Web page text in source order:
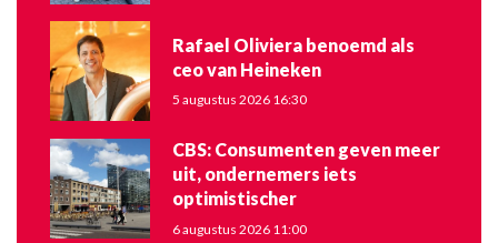
Rafael Oliviera benoemd als
ceo van Heineken
5 augustus 2026 16:30
CBS: Consumenten geven meer
uit, ondernemers iets
optimistischer
6 augustus 2026 11:00